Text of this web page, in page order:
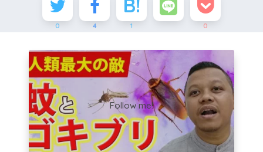
0 4 1 0
Follow me!